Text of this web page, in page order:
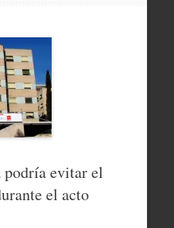
evitar el
el acto